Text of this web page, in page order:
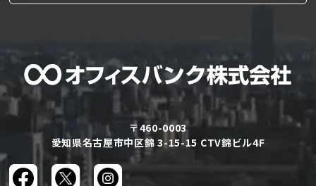
〒460-0003
愛知県名古屋市中区錦 3-15-15 CTV錦ビル4F